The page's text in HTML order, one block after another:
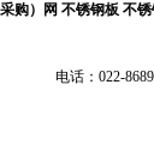
购）网 不锈钢板 不
电话：022-